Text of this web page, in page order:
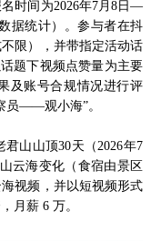
时间为2026年7月8日—
据统计）。参与者在抖
限），并带指定活动话
题下视频点赞量为主要
及账号合规情况进行评
员——观小海”。
山山顶30天（2026年7
云海变化（食宿由景区
视频，并以短视频形式
月薪 6 万。